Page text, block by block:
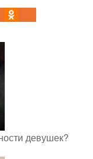
девушек?